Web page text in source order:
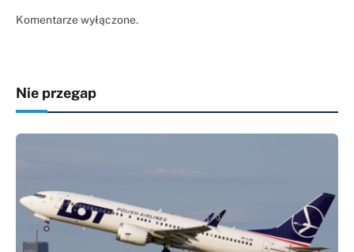
Komentarze wyłączone.
Nie przegap